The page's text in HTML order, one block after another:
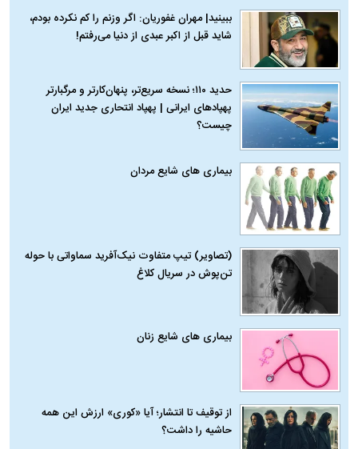
ببینید| مهران غفوریان: اگر وزنم را کم نکرده بودم،
شاید قبل از اکبر عبدی از دنیا می‌رفتم!
حدید ۱۱۰؛ نسخه سریع‌تر، پنهان‌کارتر و مرگبارتر
پهپادهای ایرانی | پهپاد انتحاری جدید ایران
چیست؟
بیماری‌ های شایع مردان
(تصاویر) تیپ متفاوت نیک‌آفرید سماواتی با حوله
تن‌پوش در سریال کلاغ
بیماری‌ های شایع زنان
از توقیف تا انتشار؛ آیا «کوری» ارزش این همه
حاشیه را داشت؟